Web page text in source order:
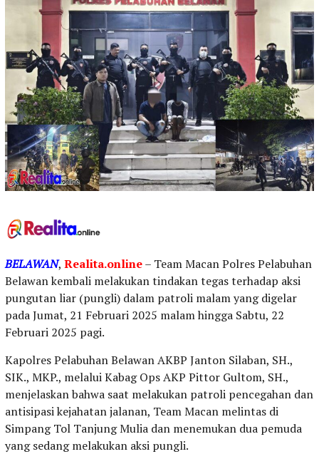
BELAWAN, Realita.online– Team Macan Polres Pelabuhan
Belawan kembali melakukan tindakan tegas terhadap aksi
pungutan liar (pungli) dalam patroli malam yang digelar
pada Jumat, 21 Februari 2025 malam hingga Sabtu, 22
Februari 2025 pagi.
Kapolres Pelabuhan Belawan AKBP Janton Silaban, SH.,
SIK., MKP., melalui Kabag Ops AKP Pittor Gultom, SH.,
menjelaskan bahwa saat melakukan patroli pencegahan dan
antisipasi kejahatan jalanan, Team Macan melintas di
Simpang Tol Tanjung Mulia dan menemukan dua pemuda
yang sedang melakukan aksi pungli.